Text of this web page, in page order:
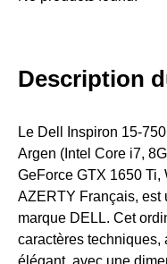
Description
Le Dell Inspiron 15-
Argen (Intel Core i7,
GeForce GTX 1650
AZERTY Français, est
marque DELL. Cet
caractères techniques,